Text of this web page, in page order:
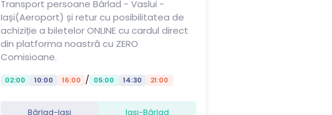
Transport persoane Bârlad - Vaslui -
Iași(Aeroport) și retur cu posibilitatea de
achiziție a biletelor ONLINE cu cardul direct
din platforma noastră cu ZERO
Comisioane.
02:00 10:00 16:00 / 05:00 14:30 21:00
Bârlad-Iași Iași-Bârlad